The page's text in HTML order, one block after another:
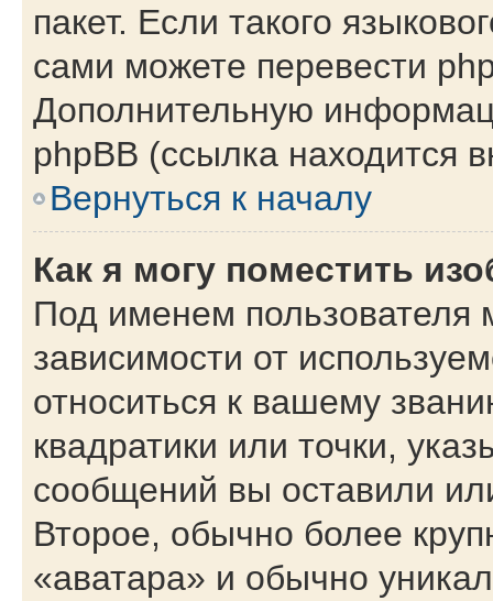
пакет. Если такого
сами можете перевести
Дополнительную
phpBB (ссылка находится
Вернуться к началу
Как я могу поместить
Под именем пользователя
зависимости от
относиться к вашему
квадратики или точки,
сообщений вы оставили
Второе, обычно более
«аватара» и обычно